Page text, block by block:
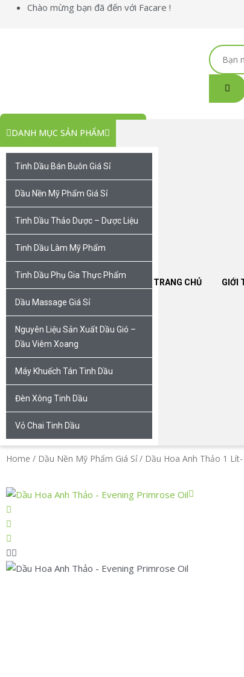
Nhảy Chào mừng bạn đã đến với Facare !
Search
...
DANH MỤC SẢN PHẨM
Tinh Dầu Bán Buôn Giá Sỉ
Dầu Nền Mỹ Phẩm Giá Sỉ
Tinh Dầu Thảo Dược – Dược Liệu
Tinh Dầu Làm Mỹ Phẩm
Tinh Dầu Phụ Gia Thực Phẩm
Dầu Massage Giá Sỉ
Nguyên Liệu Sản Xuất Dầu Gió –
Dầu Viêm Xoang
Máy Khuếch Tán Tinh Dầu
Đèn Xông Tinh Dầu
Vỏ Chai Tinh Dầu
TRANG CHỦ GIỚI
Home / Dầu Nền Mỹ Phẩm Giá Sỉ / Dầu Hoa Anh Thảo 1